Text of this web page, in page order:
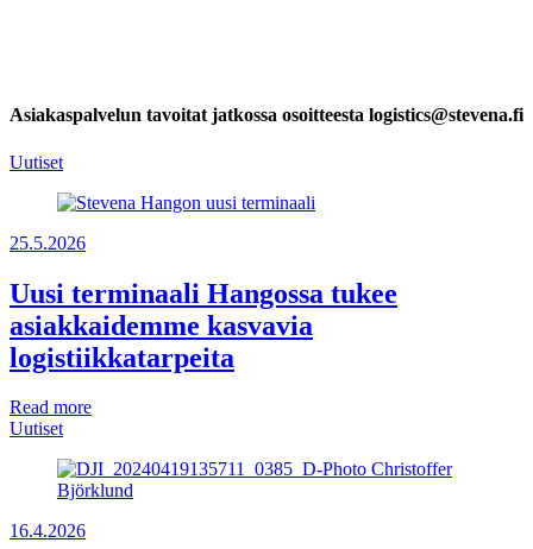
Asiakaspalvelun tavoitat jatkossa osoitteesta logistics@stevena.fi
Uutiset
25.5.2026
Uusi terminaali Hangossa tukee
asiakkaidemme kasvavia
logistiikkatarpeita
Read more
Uutiset
16.4.2026